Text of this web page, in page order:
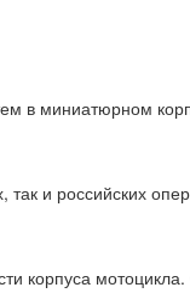
в миниатюрном
и российских
корпуса